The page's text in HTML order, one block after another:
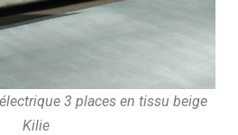
3 places en tissu beige
Kilie